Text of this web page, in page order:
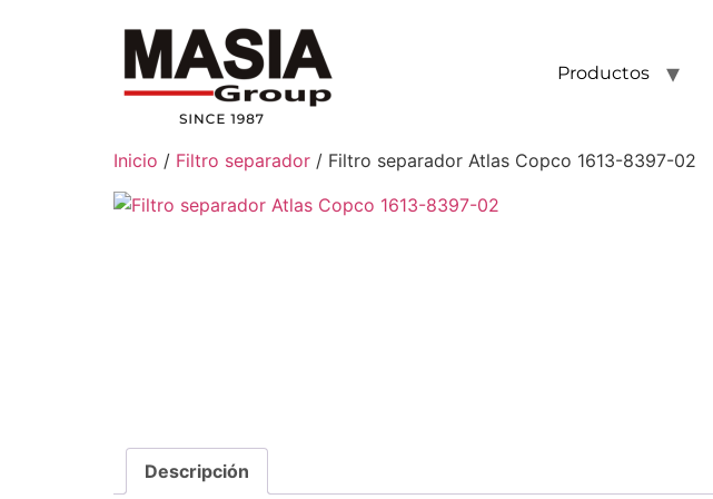
Productos
Inicio / Filtro separador / Filtro separador Atlas Copco 1613-8397-02
Descripción